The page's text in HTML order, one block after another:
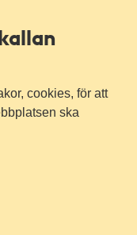
cookies, för att
ska